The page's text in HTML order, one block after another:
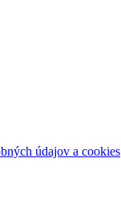
údajov a cookies